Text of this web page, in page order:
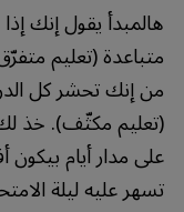
هالمبدأ يقول إنك
متباعدة (تعليم
من إنك تحشر كل
(تعليم مكثّف). خذ
على مدار أيام
تسهر عليه ليلة